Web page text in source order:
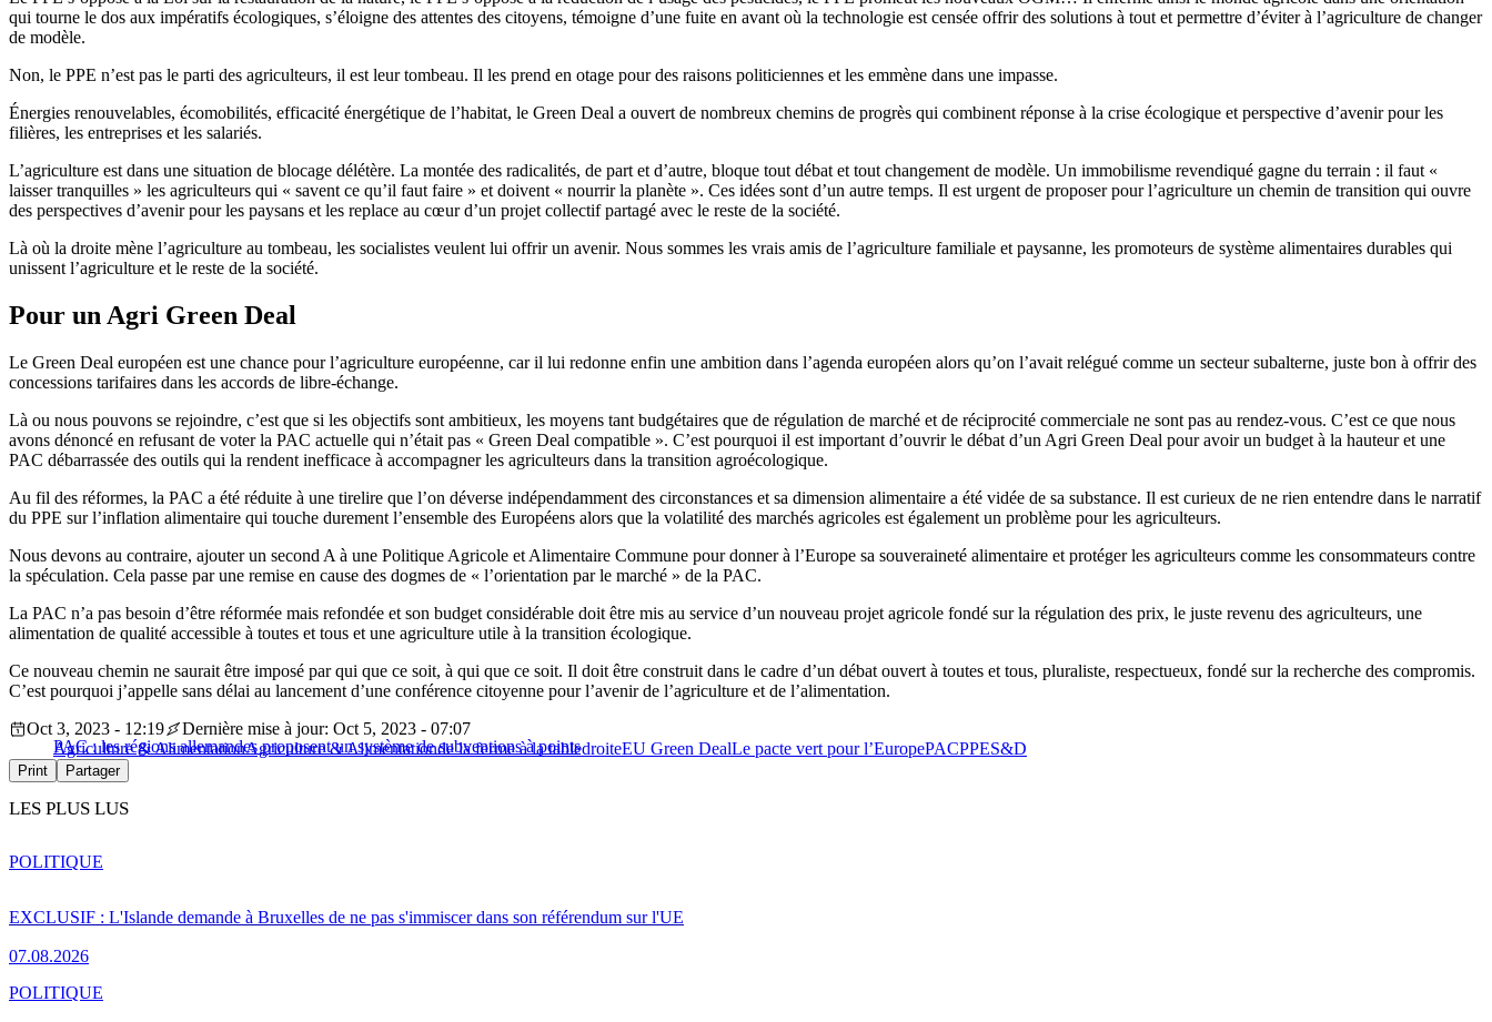
qui tourne le dos aux impératifs écologiques, s’éloigne des attentes des citoyens, témoigne d’une fuite en avant où la technologie est censée offrir des solutions à tout et permettre d’éviter à l’agriculture de changer
de modèle.
Non, le PPE n’est pas le parti des agriculteurs, il est leur tombeau. Il les prend en otage pour des raisons politiciennes et les emmène dans une impasse.
Énergies renouvelables, écomobilités, efficacité énergétique de l’habitat, le Green Deal a ouvert de nombreux chemins de progrès qui combinent réponse à la crise écologique et perspective d’avenir pour les
filières, les entreprises et les salariés.
L’agriculture est dans une situation de blocage délétère. La montée des radicalités, de part et d’autre, bloque tout débat et tout changement de modèle. Un immobilisme revendiqué gagne du terrain : il faut «
laisser tranquilles » les agriculteurs qui « savent ce qu’il faut faire » et doivent « nourrir la planète ». Ces idées sont d’un autre temps. Il est urgent de proposer pour l’agriculture un chemin de transition qui ouvre
des perspectives d’avenir pour les paysans et les replace au cœur d’un projet collectif partagé avec le reste de la société.
Là où la droite mène l’agriculture au tombeau, les socialistes veulent lui offrir un avenir. Nous sommes les vrais amis de l’agriculture familiale et paysanne, les promoteurs de système alimentaires durables qui
unissent l’agriculture et le reste de la société.
Pour un Agri Green Deal
Le Green Deal européen est une chance pour l’agriculture européenne, car il lui redonne enfin une ambition dans l’agenda européen alors qu’on l’avait relégué comme un secteur subalterne, juste bon à offrir des
concessions tarifaires dans les accords de libre-échange.
Là ou nous pouvons se rejoindre, c’est que si les objectifs sont ambitieux, les moyens tant budgétaires que de régulation de marché et de réciprocité commerciale ne sont pas au rendez-vous. C’est ce que nous
avons dénoncé en refusant de voter la PAC actuelle qui n’était pas « Green Deal compatible ». C’est pourquoi il est important d’ouvrir le débat d’un Agri Green Deal pour avoir un budget à la hauteur et une
PAC débarrassée des outils qui la rendent inefficace à accompagner les agriculteurs dans la transition agroécologique.
Au fil des réformes, la PAC a été réduite à une tirelire que l’on déverse indépendamment des circonstances et sa dimension alimentaire a été vidée de sa substance. Il est curieux de ne rien entendre dans le narratif
du PPE sur l’inflation alimentaire qui touche durement l’ensemble des Européens alors que la volatilité des marchés agricoles est également un problème pour les agriculteurs.
Nous devons au contraire, ajouter un second A à une Politique Agricole et Alimentaire Commune pour donner à l’Europe sa souveraineté alimentaire et protéger les agriculteurs comme les consommateurs contre
la spéculation. Cela passe par une remise en cause des dogmes de « l’orientation par le marché » de la PAC.
La PAC n’a pas besoin d’être réformée mais refondée et son budget considérable doit être mis au service d’un nouveau projet agricole fondé sur la régulation des prix, le juste revenu des agriculteurs, une
alimentation de qualité accessible à toutes et tous et une agriculture utile à la transition écologique.
Ce nouveau chemin ne saurait être imposé par qui que ce soit, à qui que ce soit. Il doit être construit dans le cadre d’un débat ouvert à toutes et tous, pluraliste, respectueux, fondé sur la recherche des compromis.
C’est pourquoi j’appelle sans délai au lancement d’une conférence citoyenne pour l’avenir de l’agriculture et de l’alimentation.
PAC : les régions allemandes proposent un système de subventions à points
Oct 3, 2023 - 12:19
Dernière mise à jour: Oct 5, 2023 - 07:07
Agriculture & AlimentationAgriculture & Alimentationde la ferme à la tabledroiteEU Green DealLe pacte vert pour l’EuropePACPPES&D
Print Partager
LES PLUS LUS
EXCLUSIF : L'Islande demande à Bruxelles de ne pas s'immiscer dans son référendum sur l'UE
07.08.2026
POLITIQUE
POLITIQUE